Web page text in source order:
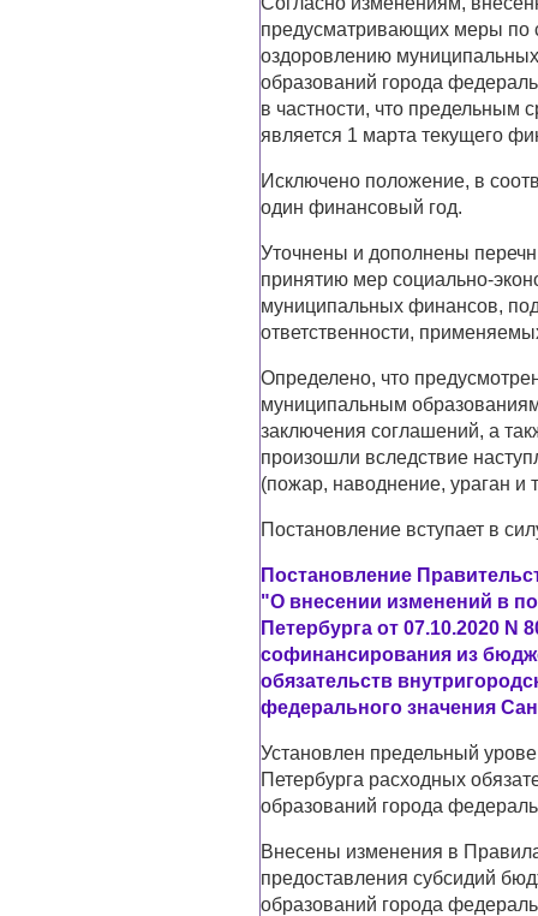
предусматривающих меры по
оздоровлению
образований города
в частности, что предельным
является 1 марта текущего
Исключено положение, в
один финансовый год.
Уточнены и дополнены
принятию мер социально-
муниципальных финансов,
ответственности,
Определено, что
муниципальным
заключения соглашений, а
произошли вследствие
(пожар, наводнение, ураган и
Постановление вступает в
Постановление
"О внесении изменений в
Петербурга от 07.10.2020 N
софинансирования из
обязательств
федерального значения
Установлен предельный
Петербурга расходных
образований города
Внесены изменения в
предоставления субсидий
образований города